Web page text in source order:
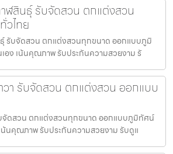
ฬสินธุ์ รับจัดสวน ตกแต่งสวน
ไทย
รับจัดสวน ตกแต่งสวนทุกขนาด ออกแบบภูมิ
อง เน้นคุณภาพ รับประกันความสวยงาม รั
า รับจัดสวน ตกแต่งสวน ออกแบบ
จัดสวน ตกแต่งสวนทุกขนาด ออกแบบภูมิทัศน์
น้นคุณภาพ รับประกันความสวยงาม รับดูแ